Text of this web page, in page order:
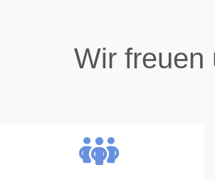
Wir freuen